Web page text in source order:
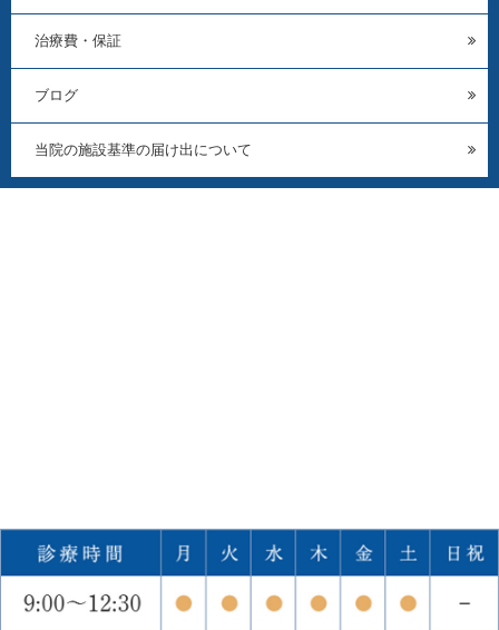
治療費・保証
ブログ
当院の施設基準の届け出について